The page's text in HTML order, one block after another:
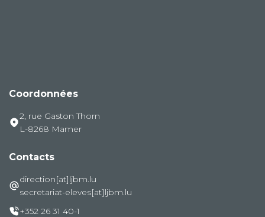
Coordonnées
2, rue Gaston Thorn
L-8268 Mamer
Contacts
direction[at]ljbm.lu
secretariat-eleves[at]ljbm.lu
+352 26 31 40-1